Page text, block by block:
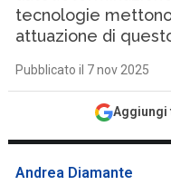
tecnologie
attuazione di
Pubblicato il 7 nov 2025
Aggiungi
Andrea Diamante